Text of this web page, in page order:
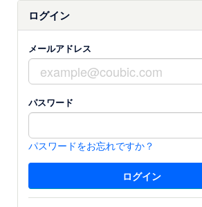
ログイン
メールアドレス
パスワード
パスワードをお忘れですか？